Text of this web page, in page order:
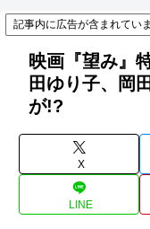
記事内に広告が含まれていま
映画『望み』
田ゆり子、岡
が!?
X
LINE